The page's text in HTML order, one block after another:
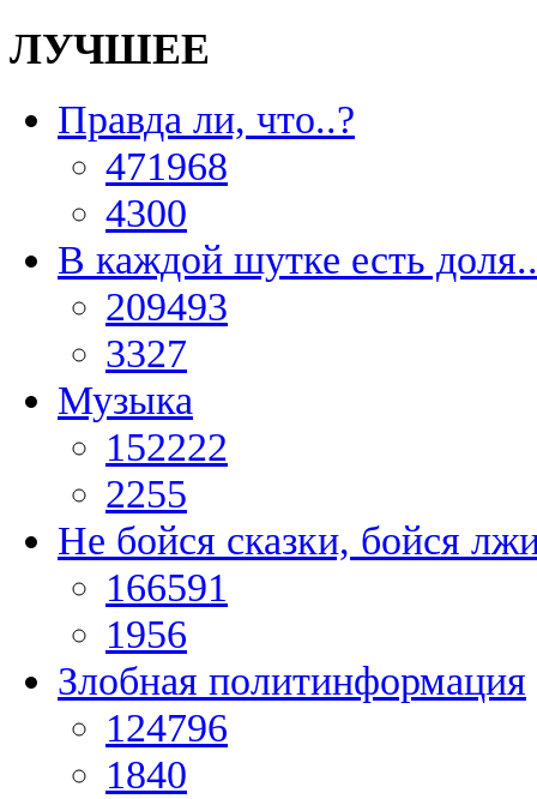
ЛУЧШЕЕ
Правда ли, что..?
471968
4300
В каждой шутке есть
209493
3327
Музыка
152222
2255
Не бойся сказки, бойся
166591
1956
Злобная политинформация
124796
1840